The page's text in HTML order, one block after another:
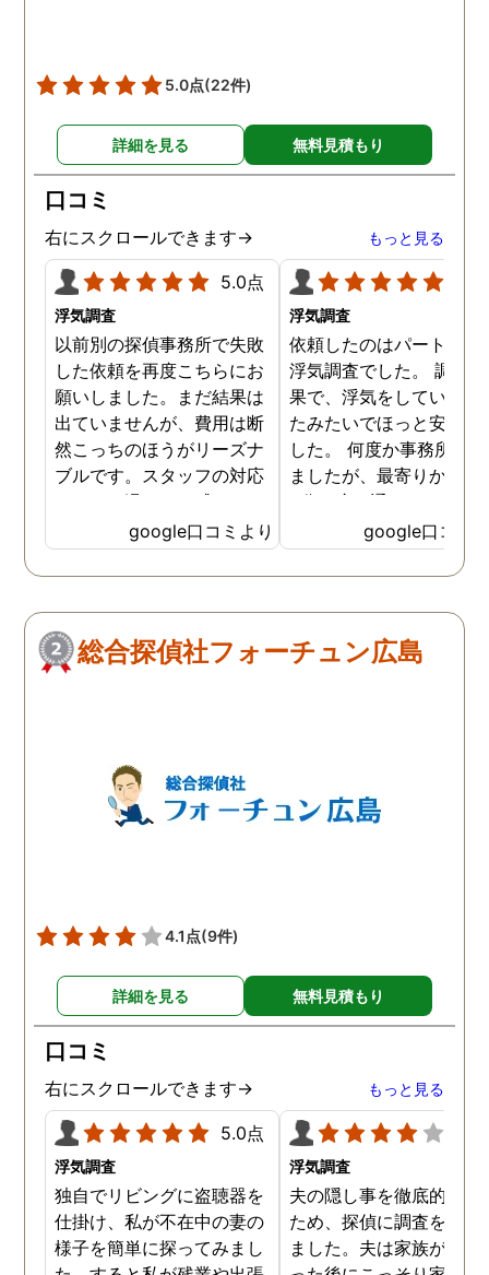
5.0点(22件)
詳細を見る 無料見積もり
口コミ
右にスクロールできます→ もっと見る
5.0点
浮気調査
以前別の探偵事務所で失敗
した依頼を再度こちらにお
願いしました。まだ結果は
出ていませんが、費用は断
然こっちのほうがリーズナ
ブルです。スタッフの対応
なんかも温かみを感じま
す。はじめからこちらにす
ればよかったです😢 …
google口コミより
浮気調査
依頼したのはパートナー
浮気調査でした。 調査
果で、浮気をしていなか
たみたいでほっと安心し
した。 何度か事務所に
ましたが、最寄りから徒
3分程度で通いやすかっ
google口コミ
総合探偵社フォーチュン広島
4.1点(9件)
詳細を見る 無料見積もり
口コミ
右にスクロールできます→ もっと見る
5.0点
浮気調査
独自でリビングに盗聴器を
仕掛け、私が不在中の妻の
様子を簡単に探ってみまし
浮気調査
夫の隠し事を徹底的に暴
ため、探偵に調査を依頼
ました。夫は家族が寝静